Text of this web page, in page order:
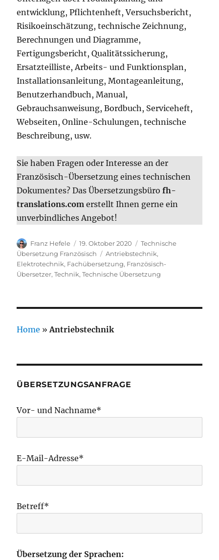
entwicklung, Pflichtenheft, Versuchsbericht,
Risikoeinschätzung, technische Zeichnung,
Berechnungen und Diagramme,
Fertigungsbericht, Qualitätssicherung,
Ersatzteilliste, Arbeits- und Funktionsplan,
Installationsanleitung, Montageanleitung,
Benutzerhandbuch, Manual,
Gebrauchsanweisung, Bordbuch, Serviceheft,
Webseiten, Online-Schulungen, technische
Beschreibung, usw.
Sie haben Fragen oder Interesse an der
Französisch-Übersetzung eines technischen
Dokumentes? Das Übersetzungsbürofh-
translations.com erstellt Ihnen gerne ein
unverbindliches Angebot!
Autor
Franz Hefele
Veröffentlicht
am
19. Oktober 2020 Kategorien
Technische
Übersetzung Französisch
Schlagwörter
Antriebstechnik,
Elektrotechnik, Fachübersetzung, Französisch-
Übersetzer,Technik,Technische Übersetzung
Home »Antriebstechnik
ÜBERSETZUNGSANFRAGE
Vor- und Nachname*
E-Mail-Adresse*
Betreff*
Übersetzung der Sprachen: